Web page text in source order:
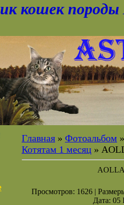
кошек породы
Главная » Фотоальбом
Котятам 1 месяц »
Просмотров: 1626 |
Дата: